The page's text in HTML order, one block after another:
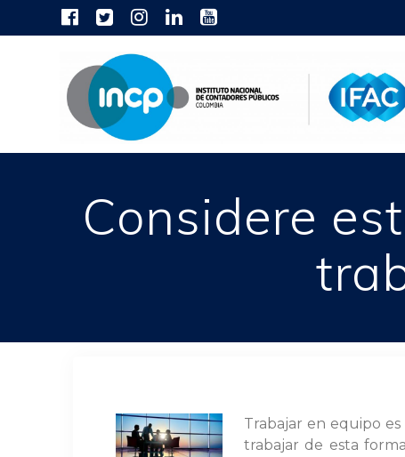
Considere
Trabajar en equipo
trabajar de esta